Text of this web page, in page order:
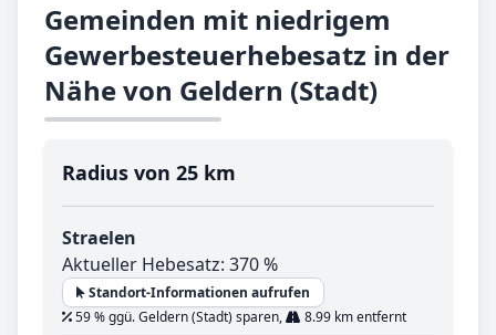
Gemeinden mit niedrigem
Gewerbesteuerhebesatz in der
Nähe von Geldern (Stadt)
Radius von 25 km
Straelen
Aktueller Hebesatz: 370 %
Standort-Informationen aufrufen
59 % ggü. Geldern (Stadt) sparen,
8.99 km entfernt